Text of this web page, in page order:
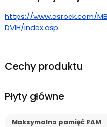
https://www.asrock.com/
DVIH/index.asp
Cechy produktu
Płyty główne
Maksymalna pamięć RAM